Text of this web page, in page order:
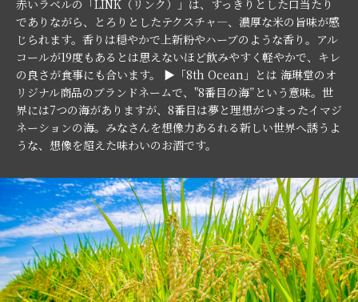
赤いラベルの「LINK（リンク）」は、すっきりとした口当たり
でありながら、とろりとしたテクスチャ―、濃厚な米の旨味が感
じられます。香りは穏やかで上新粉やハーブのような香り。アル
コールが19度もあるとは思えないほど飲みやすく軽やかで、キレ
の良さが食事にも合います。 ▶「8th Ocean」とは 海琳堂のオ
リジナル商品のブランドネームで、"8番目の海”という意味。世
界には7つの海がありますが、8番目は夢と理想がつまったイマジ
ネーションの海。みなさんを想像力あるれる新しい世界へ誘うよ
うな、想像を超えた味わいのお酒です。